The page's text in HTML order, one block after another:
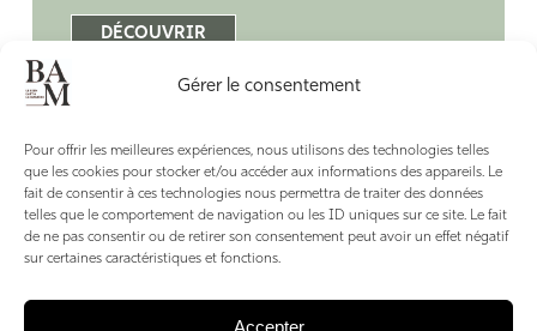
Gérer le consentement
Pour offrir les meilleures expériences, nous utilisons des technologies telles
que les cookies pour stocker et/ou accéder aux informations des appareils. Le
fait de consentir à ces technologies nous permettra de traiter des données
telles que le comportement de navigation ou les ID uniques sur ce site. Le fait
de ne pas consentir ou de retirer son consentement peut avoir un effet négatif
sur certaines caractéristiques et fonctions.
Accepter
DÉCOUVRIR
NE MANQUEZ RIEN
DU BAM